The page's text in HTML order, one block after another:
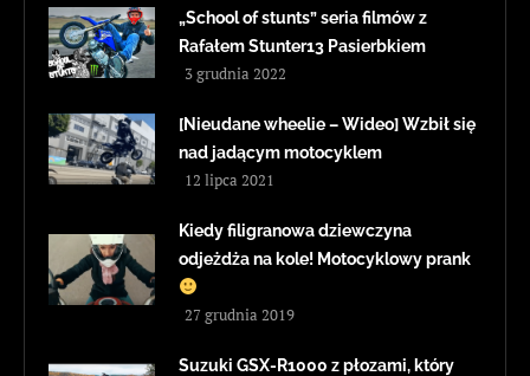
„School of stunts” seria filmów z
Rafałem Stunter13 Pasierbkiem
3 grudnia 2022
[Nieudane wheelie – Wideo] Wzbił się
nad jadącym motocyklem
12 lipca 2021
Kiedy filigranowa dziewczyna
odjeżdża na kole! Motocyklowy prank
27 grudnia 2019
Suzuki GSX-R1000 z płozami, który